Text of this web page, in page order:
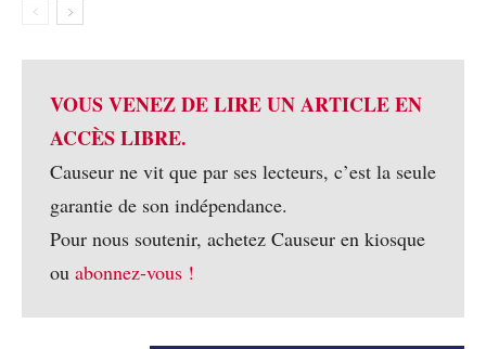
VOUS VENEZ DE LIRE UN ARTICLE EN
ACCÈS LIBRE.
Causeur ne vit que par ses lecteurs, c’est la seule
garantie de son indépendance.
Pour nous soutenir, achetez Causeur en kiosque
ou abonnez-vous !